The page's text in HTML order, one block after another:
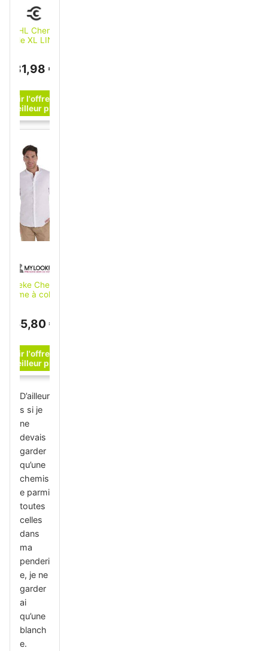
STIHL Chemise
Taille XL LINEN
81,98 €
Dyneke Chemise
homme à col mao
55,80 €
D’ailleur
s si je
ne
devais
garder
qu’une
chemis
e parmi
toutes
celles
dans
ma
penderi
e, je ne
garder
ai
qu’une
blanch
e.